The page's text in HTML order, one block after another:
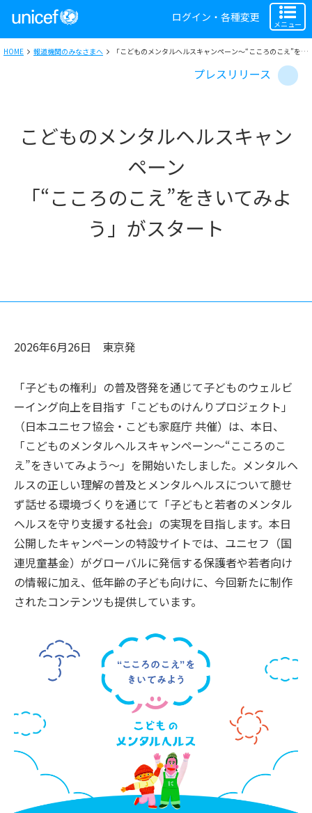
ログイン・各種変更
メニュー
HOME 報道機関のみなさまへ 「こどものメンタルヘルスキャンペーン～“こころのこえ”をきいてみよう～」がスタート ジーン＆ケーンが 日々変化する気持ちとの付き合い方を歌で伝える 「まほうのはじまり」も公開
プレスリリース
こどものメンタルヘルスキャン
ペーン
「“こころのこえ”をきいてみよ
う」がスタート
2026年6月26日 東京発
「子どもの権利」の普及啓発を通じて子どものウェルビ
ーイング向上を目指す「こどものけんりプロジェクト」
（日本ユニセフ協会・こども家庭庁 共催）は、本日、
「こどものメンタルヘルスキャンペーン～“こころのこ
え”をきいてみよう～」を開始いたしました。メンタルヘ
ルスの正しい理解の普及とメンタルヘルスについて臆せ
ず話せる環境づくりを通じて「子どもと若者のメンタル
ヘルスを守り支援する社会」の実現を目指します。本日
公開したキャンペーンの特設サイトでは、ユニセフ（国
連児童基金）がグローバルに発信する保護者や若者向け
の情報に加え、低年齢の子ども向けに、今回新たに制作
されたコンテンツも提供しています。